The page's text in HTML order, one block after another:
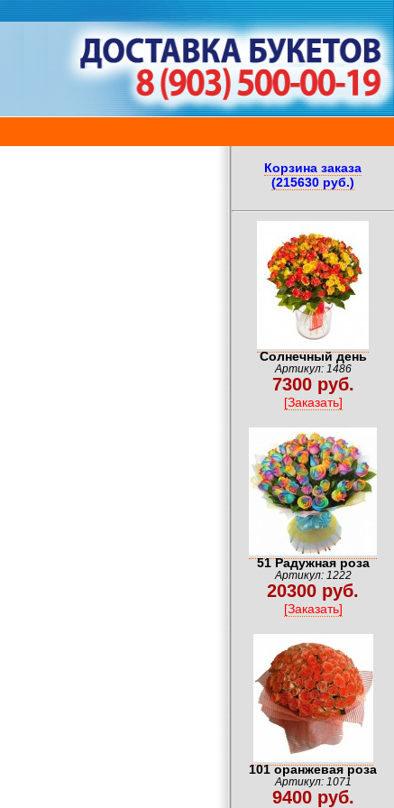
Корзина заказа
(215630 руб.)
Солнечный день
Артикул: 1486
7300 руб.
[Заказать]
51 Радужная роза
Артикул: 1222
20300 руб.
[Заказать]
101 оранжевая роза
Артикул: 1071
9400 руб.